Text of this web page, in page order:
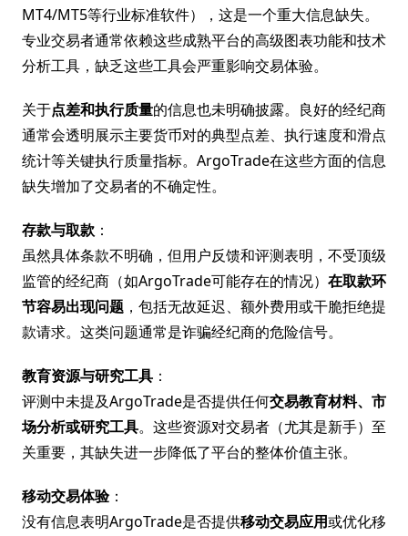
MT4/MT5等行业标准软件），这是一个重大信息缺失。
专业交易者通常依赖这些成熟平台的高级图表功能和技术
分析工具，缺乏这些工具会严重影响交易体验。
关于点差和执行质量的信息也未明确披露。良好的经纪商
通常会透明展示主要货币对的典型点差、执行速度和滑点
统计等关键执行质量指标。ArgoTrade在这些方面的信息
缺失增加了交易者的不确定性。
存款与取款 ：
虽然具体条款不明确，但用户反馈和评测表明，不受顶级
监管的经纪商（如ArgoTrade可能存在的情况） 在取款环
节容易出现问题 ，包括无故延迟、额外费用或干脆拒绝提
款请求。这类问题通常是诈骗经纪商的危险信号。
教育资源与研究工具 ：
评测中未提及ArgoTrade是否提供任何交易教育材料、市
场分析或研究工具。这些资源对交易者（尤其是新手）至
关重要，其缺失进一步降低了平台的整体价值主张。
移动交易体验：
没有信息表明ArgoTrade是否提供移动交易应用或优化移